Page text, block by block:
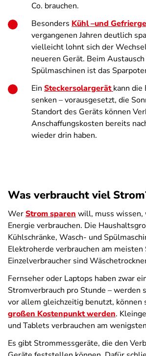
Co. brauchen.
Besonders Kühl –und
vergangenen Jahren deutlich
vielleicht lohnt sich der
neueren Gerät. Beim
Spülmaschinen ist das
Ein Steckersolargerätkann die
senken – vorausgesetzt, die
Standort des Geräts können
Anschaffungskosten bereits
wieder drin haben.
Was verbraucht viel
WerStrom sparen will, muss wissen,
Energie verbrauchen. Die
Kühlschränke, Wasch- und
Elektroherde verbrauchen am
Einzelverbraucher sind
Fernseher oder Laptops haben zwar
Stromverbrauch pro Stunde – werden
vor allem gleichzeitig benutzt, können
großen Kostenpunkt werden.
und Tablets verbrauchen am
Es gibt Strommessgeräte, die den